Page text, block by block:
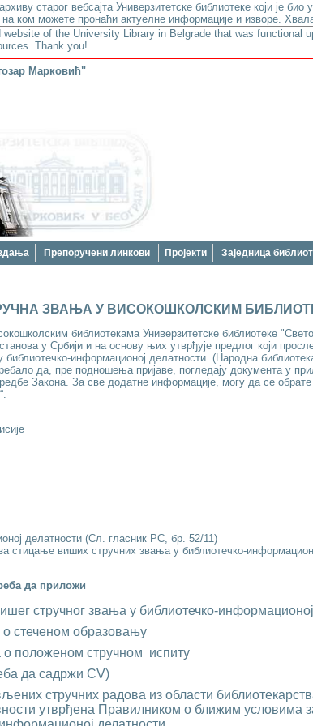
старог вебсајта Универзитетске библиотеке који је
на ком можете пронаћи актуелне информације и изворе.
of the University Library in Belgrade that was functional
Thank you!
Марковић"
Препоручени линкови Пројекти Заједница
ЗВАЊА У ВИСОКОШКОЛСКИМ
библиотекама Универзитетске библиотеке
у Србији и на основу њих утврђује предлог који
информационој делатности (Народна
да, пре подношења пријаве, погледају документа у
Закона. За све додатне информације, могу да се обрате
делатности (Сл. глaсник РС, бр. 52/11)
стицање виших стручних звања у библиотечко-
да приложи
стручног звања у библиотечко-
стеченом образовању
о положеном стручном испиту
да садржи CV)
стручних радова из области
утврђена Правилником о ближим условима